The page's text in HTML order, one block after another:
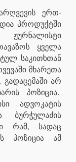
ერთ-
პროდუქტში
ყველა
საკითხთან
მხარეთა
არ
პოზიცია.
ადვოკატის
ბურჭულაძის
რამ, სადაც
პოზიცია ამ